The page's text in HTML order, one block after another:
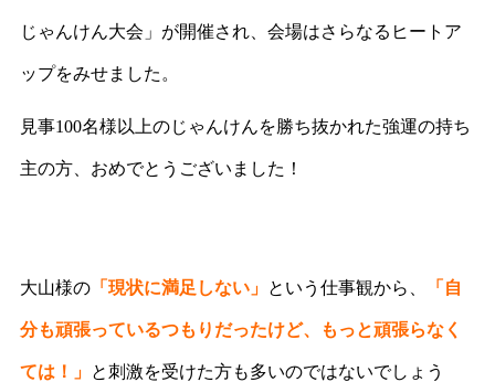
じゃんけん大会」が開催され、会場はさらなるヒートア
ップをみせました。
見事100名様以上のじゃんけんを勝ち抜かれた強運の持ち
主の方、おめでとうございました！
大山様の 「現状に満足しない」 という仕事観から、 「自
分も頑張っているつもりだったけど、もっと頑張らなく
ては！」 と刺激を受けた方も多いのではないでしょう